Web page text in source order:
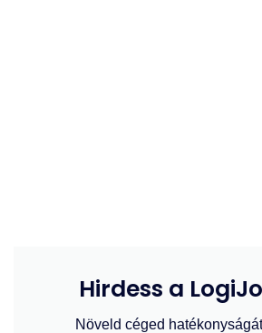
Hirdess a
Növeld céged